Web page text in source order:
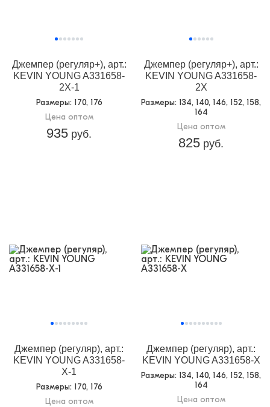
Джемпер (регуляр+), арт.:
KEVIN YOUNG A331658-
2X-1
Размеры: 170, 176
Цена оптом
935 руб.
Джемпер (регуляр+), арт.:
KEVIN YOUNG A331658-
2X
Размеры: 134, 140, 146, 152, 158,
164
Цена оптом
825 руб.
Джемпер (регуляр), арт.:
KEVIN YOUNG A331658-
X-1
Размеры: 170, 176
Цена оптом
Джемпер (регуляр), арт.:
KEVIN YOUNG A331658-X
Размеры: 134, 140, 146, 152, 158,
164
Цена оптом